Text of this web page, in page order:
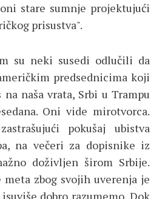
stare sumnje projektujući
prisustva".
su neki susedi odlučili da
predsednicima koji
naša vrata, Srbi u Trampu
Oni vide mirotvorca.
pokušaj ubistva
na večeri za dopisnike iz
doživljen širom Srbije.
zbog svojih uverenja je
dobro razumemo. Dok